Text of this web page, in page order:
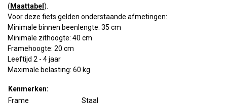
(Maattabel).
Voor deze fiets gelden onderstaande afmetingen:
Minimale binnen beenlengte: 35 cm
Minimale zithoogte: 40 cm
Framehoogte: 20 cm
Leeftijd 2 - 4 jaar
Maximale belasting: 60 kg
Kenmerken:
Frame
Staal